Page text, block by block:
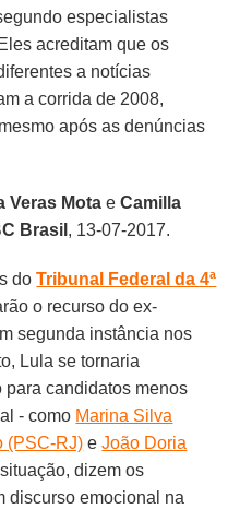
especialistas
Eles acreditam que os
a notícias
a corrida de 2008,
após as denúncias
Veras Mota eCamilla
Brasil , 13-07-2017.
doTribunal Federal da 4ª
o recurso do ex-
segunda instância nos
Lula se tornaria
candidatos menos
- como Marina Silva
(PSC-RJ) eJoão Doria
dizem os
discurso emocional na